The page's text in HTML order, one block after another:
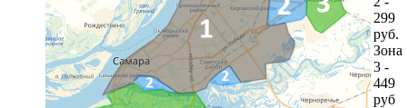
299
руб.
Зона
3 -
449
руб